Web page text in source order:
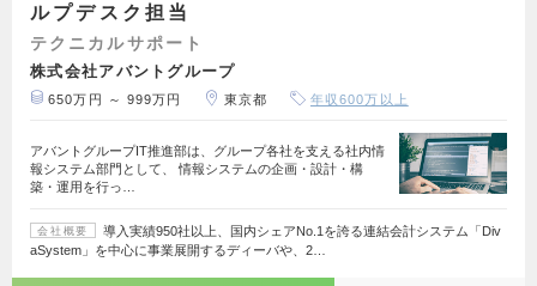
ルプデスク担当
テクニカルサポート
株式会社アバントグループ
650万円 ～ 999万円 東京都 年収600万以上
アバントグループIT推進部は、グループ各社を支える社内情
報システム部門として、 情報システムの企画・設計・構
築・運用を行っ…
会社概要
導入実績950社以上、国内シェアNo.1を誇る連結会計システム「Div
aSystem」を中心に事業展開するディーバや、2…